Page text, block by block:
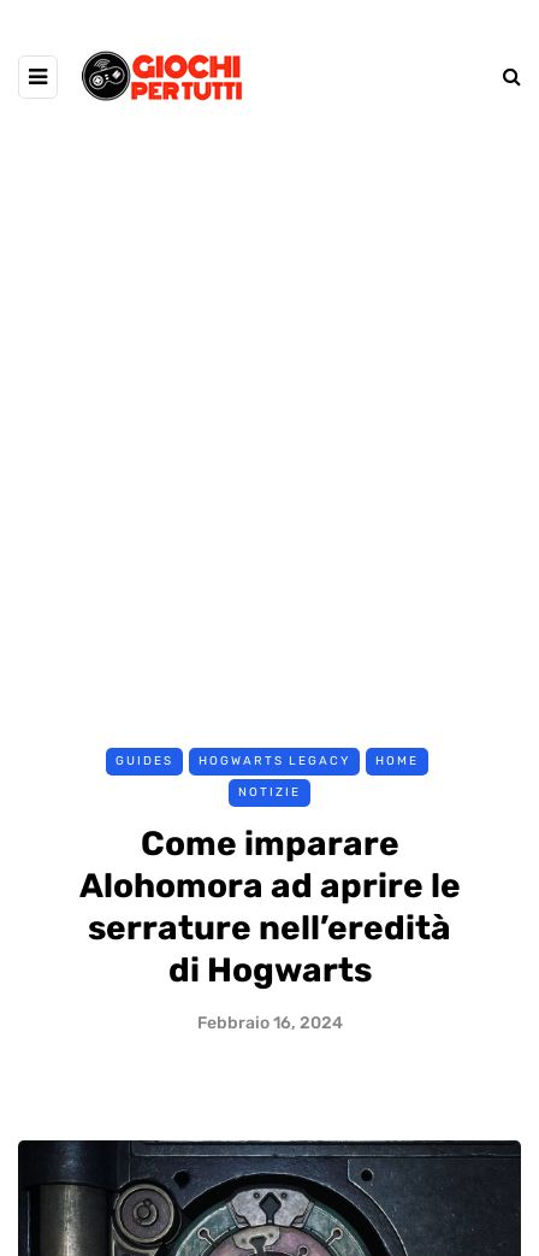
GUIDES HOGWARTS LEGACY HOME
NOTIZIE
Come imparare
Alohomora ad aprire le
serrature nell’eredità
di Hogwarts
Febbraio 16, 2024